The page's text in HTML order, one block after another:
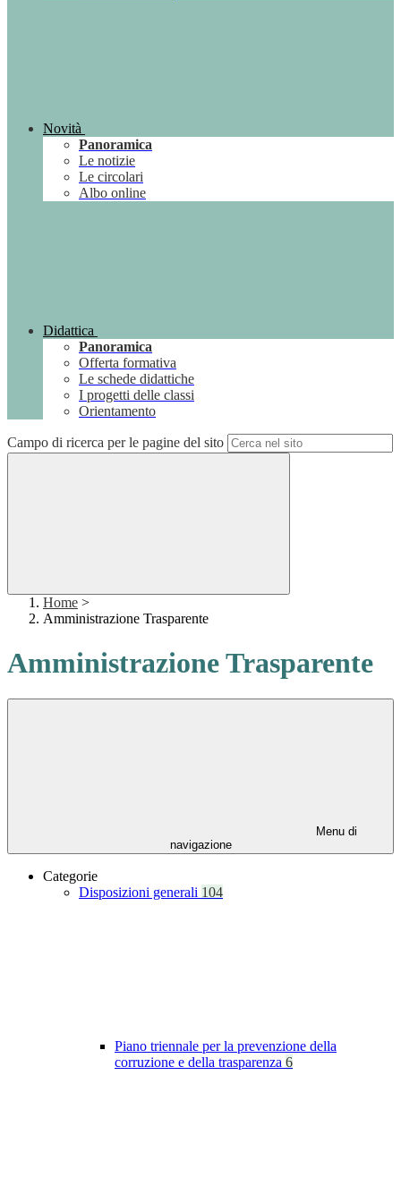
Novità
Panoramica
Le notizie
Le circolari
Albo online
Didattica
Panoramica
Offerta formativa
Le schede didattiche
I progetti delle classi
Orientamento
Campo di ricerca per le pagine del sito
Home >
Amministrazione Trasparente
Amministrazione Trasparente
Menu di
navigazione
Categorie
Disposizioni generali 104
Piano triennale per la prevenzione della
corruzione e della trasparenza 6